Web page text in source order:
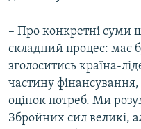
– Про конкретні суми
складний процес: має
зголоситись країна-
частину фінансування,
оцінок потреб. Ми
Збройних сил великі,